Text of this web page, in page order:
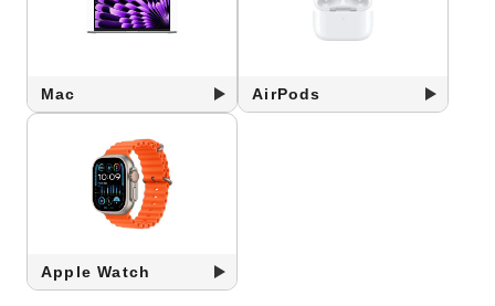
Mac AirPods
Apple Watch